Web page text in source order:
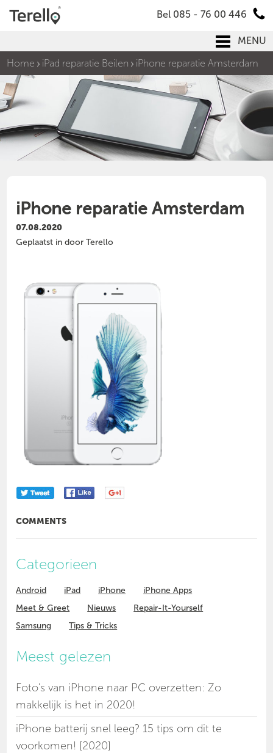
Bel 085 - 76 00 446
MENU
Home
iPad reparatie Beilen iPhone reparatie Amsterdam
iPhone reparatie Amsterdam
07.08.2020
Geplaatst in door Terello
COMMENTS
Categorieen
Android iPad iPhone
iPhone Apps
Meet & Greet
Nieuws
Repair-It-Yourself
Samsung
Tips & Tricks
Meest gelezen
Foto's van iPhone naar PC overzetten: Zo
makkelijk is het in 2020!
iPhone batterij snel leeg? 15 tips om dit te
voorkomen! [2020]